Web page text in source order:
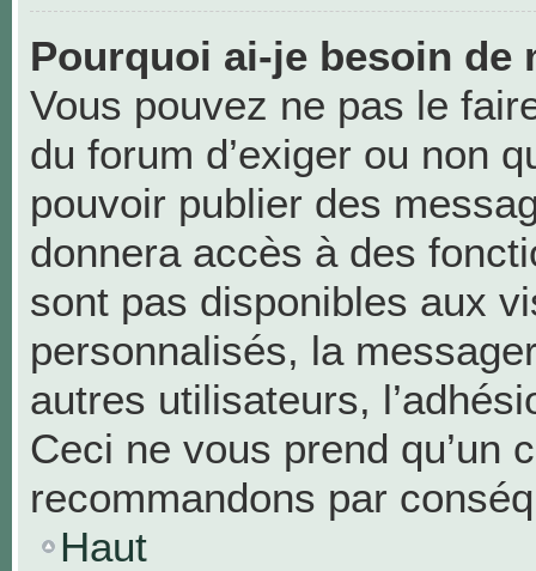
Pourquoi ai-je besoin de
Vous pouvez ne pas le
du forum d’exiger ou non
pouvoir publier des
donnera accès à des
sont pas disponibles aux
personnalisés, la
autres utilisateurs,
Ceci ne vous prend qu’un
recommandons par
Haut